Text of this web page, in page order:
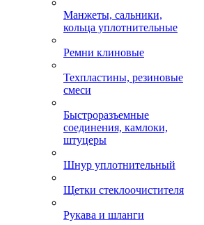
Манжеты, сальники,
кольца уплотнительные
Ремни клиновые
Техпластины, резиновые
смеси
Быстроразъемные
соединения, камлоки,
штуцеры
Шнур уплотнительный
Щетки стеклоочистителя
Рукава и шланги